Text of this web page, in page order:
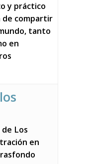
y práctico
de compartir
tanto
en
Los
en